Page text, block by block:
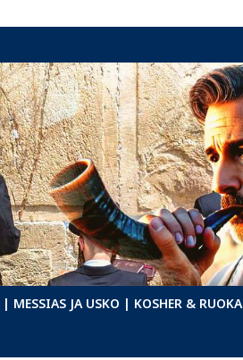
Hae:
| MESSIAS JA USKO | KOSHER & RUOKA